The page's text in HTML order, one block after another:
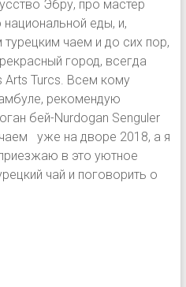
Эбру, про мастер
еды, и,
чаем и до сих пор,
город, всегда
Turcs. Всем кому
рекомендую
бей-Nurdogan Senguler
уже на дворе 2018, а я
в это уютное
чай и поговорить о